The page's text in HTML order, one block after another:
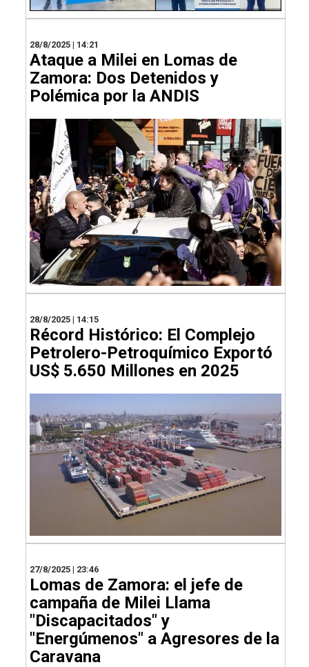
28/8/2025 | 14:21
Ataque a Milei en Lomas de
Zamora: Dos Detenidos y
Polémica por la ANDIS
28/8/2025 | 14:15
Récord Histórico: El Complejo
Petrolero-Petroquímico Exportó
US$ 5.650 Millones en 2025
27/8/2025 | 23:46
Lomas de Zamora: el jefe de
campaña de Milei Llama
"Discapacitados" y
"Energúmenos" a Agresores de la
Caravana